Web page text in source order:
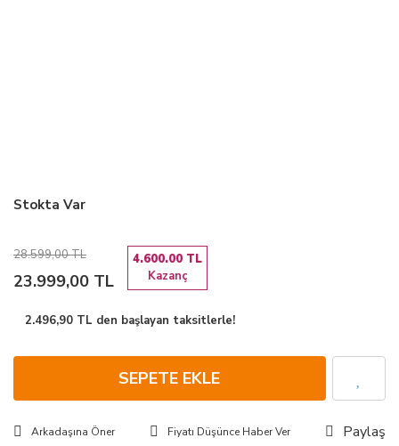
Stokta Var
23.999,00 TL
28.599,00 TL
Kazanç
4.600.00 TL
2.496,90 TL den başlayan taksitlerle!
SEPETE EKLE
Arkadaşına Öner Fiyatı Düşünce Haber Ver Paylaş